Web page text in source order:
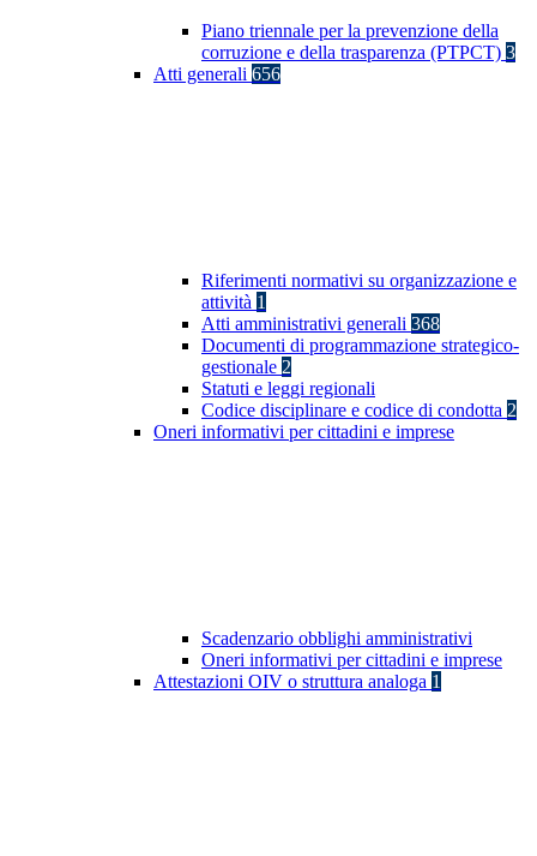
Piano triennale per la prevenzione della
corruzione e della trasparenza (PTPCT) 3
Atti generali 656
Riferimenti normativi su organizzazione e
attività 1
Atti amministrativi generali 368
Documenti di programmazione strategico-
gestionale 2
Statuti e leggi regionali
Codice disciplinare e codice di condotta 2
Oneri informativi per cittadini e imprese
Scadenzario obblighi amministrativi
Oneri informativi per cittadini e imprese
Attestazioni OIV o struttura analoga 1